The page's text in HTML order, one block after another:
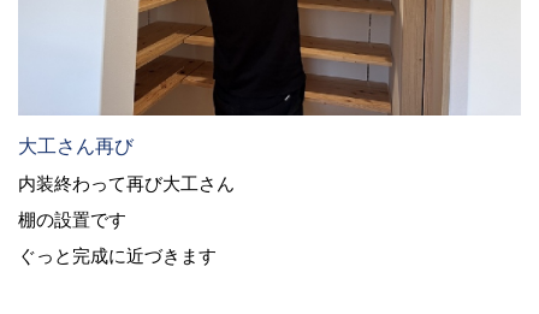
大工さん再び
内装終わって再び大工さん
棚の設置です
ぐっと完成に近づきます